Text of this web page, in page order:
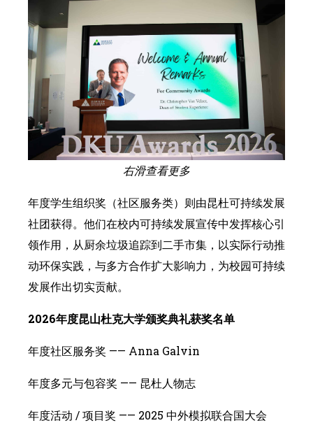
右滑查看更多
年度学生组织奖（社区服务类）则由昆杜可持续发展
社团获得。他们在校内可持续发展宣传中发挥核心引
领作用，从厨余垃圾追踪到二手市集，以实际行动推
动环保实践，与多方合作扩大影响力，为校园可持续
发展作出切实贡献。
2026年度昆山杜克大学颁奖典礼获奖名单
年度社区服务奖 —— Anna Galvin
年度多元与包容奖 —— 昆杜人物志
年度活动 / 项目奖 —— 2025 中外模拟联合国大会